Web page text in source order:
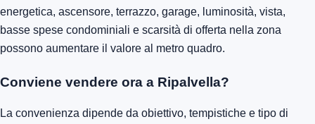
energetica, ascensore, terrazzo, garage, luminosità, vista,
basse spese condominiali e scarsità di offerta nella zona
possono aumentare il valore al metro quadro.
Conviene vendere ora a Ripalvella?
La convenienza dipende da obiettivo, tempistiche e tipo di